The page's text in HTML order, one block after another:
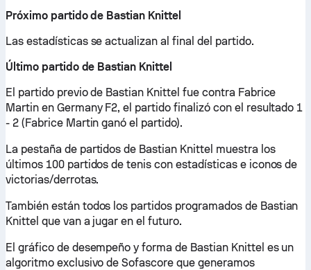
Próximo partido de Bastian Knittel
Las estadísticas se actualizan al final del partido.
Último partido de Bastian Knittel
El partido previo de Bastian Knittel fue contra Fabrice
Martin en Germany F2, el partido finalizó con el resultado 1
- 2 (Fabrice Martin ganó el partido).
La pestaña de partidos de Bastian Knittel muestra los
últimos 100 partidos de tenis con estadísticas e iconos de
victorias/derrotas.
También están todos los partidos programados de Bastian
Knittel que van a jugar en el futuro.
El gráfico de desempeño y forma de Bastian Knittel es un
algoritmo exclusivo de Sofascore que generamos